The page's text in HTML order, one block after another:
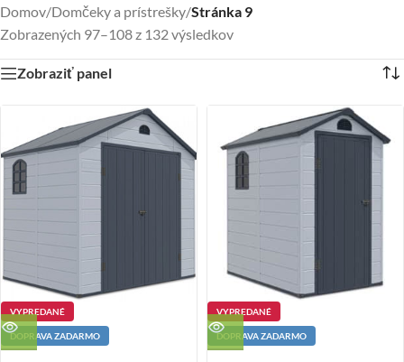
Domov/Domčeky a prístrešky/Stránka 9
Zobrazených 97–108 z 132 výsledkov
Zobraziť panel
VYPREDANÉ
DOPRAVA ZADARMO
VYPREDANÉ
DOPRAVA ZADARMO